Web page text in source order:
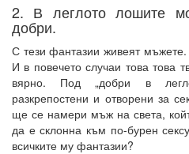
2. В леглото лошите
добри.
С тези фантазии живеят
И в повечето случаи това това
вярно. Под „добри в
разкрепостени и отворени за
ще се намери мъж на света,
да е склонна към по-бурен
всичките му фантазии?